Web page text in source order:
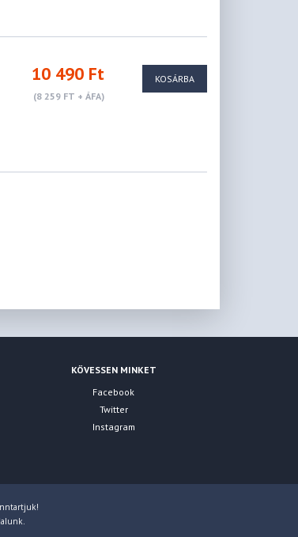
10 490 Ft
(8 259 FT + ÁFA)
KOSÁRBA
KÖVESSEN MINKET
Facebook
Twitter
Instagram